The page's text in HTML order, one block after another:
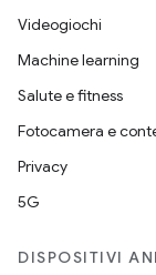
Videogiochi
Machine learning
Salute e fitness
Fotocamera e
Privacy
5G
DISPOSITIVI